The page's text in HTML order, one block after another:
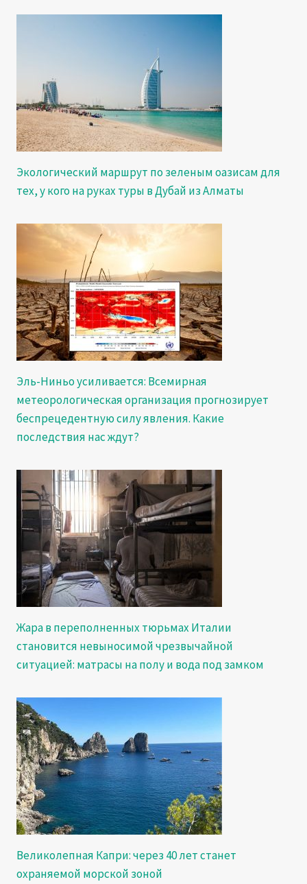
Экологический маршрут по зеленым оазисам для
тех, у кого на руках туры в Дубай из Алматы
Эль-Ниньо усиливается: Всемирная
метеорологическая организация прогнозирует
беспрецедентную силу явления. Какие
последствия нас ждут?
Жара в переполненных тюрьмах Италии
становится невыносимой чрезвычайной
ситуацией: матрасы на полу и вода под замком
Великолепная Капри: через 40 лет станет
охраняемой морской зоной